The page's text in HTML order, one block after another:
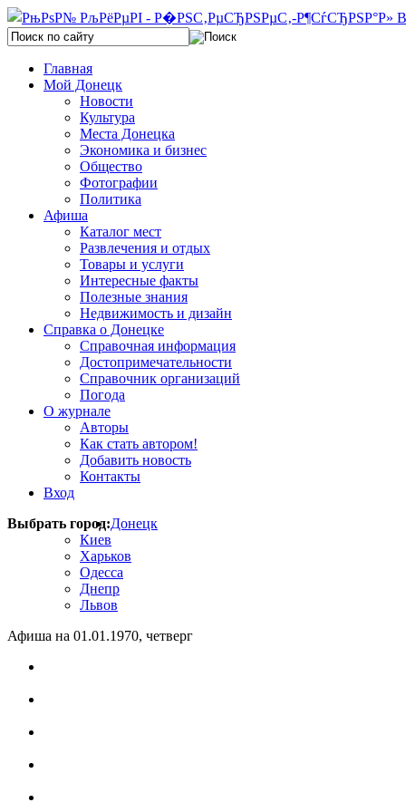
Главная
Мой Донецк
Новости
Культура
Места Донецка
Экономика и бизнес
Общество
Фотографии
Политика
Афиша
Каталог мест
Развлечения и отдых
Товары и услуги
Интересные факты
Полезные знания
Недвижимость и дизайн
Справка о Донецке
Справочная информация
Достопримечательности
Справочник организаций
Погода
О журнале
Авторы
Как стать автором!
Добавить новость
Контакты
Вход
Выбрать город:Донецк
Киев
Харьков
Одесса
Днепр
Львов
Афиша на 01.01.1970, четверг